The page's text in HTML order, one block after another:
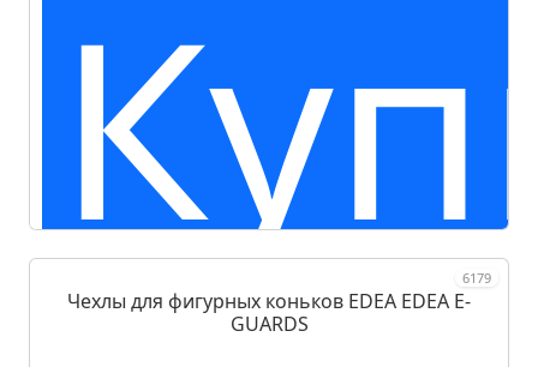
6179
Чехлы для фигурных коньков EDEA EDEA E-
GUARDS